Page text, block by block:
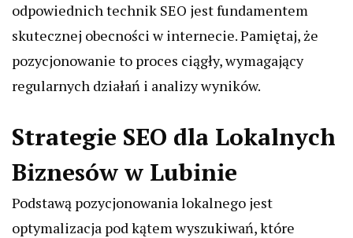
odpowiednich technik SEO jest fundamentem
skutecznej obecności w internecie. Pamiętaj, że
pozycjonowanie to proces ciągły, wymagający
regularnych działań i analizy wyników.
Strategie SEO dla Lokalnych
Biznesów w Lubinie
Podstawą pozycjonowania lokalnego jest
optymalizacja pod kątem wyszukiwań, które